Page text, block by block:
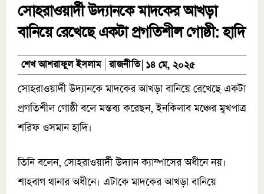
সোহরাওয়ার্দী উদ্যানকে মাদকের আখড়া
বানিয়ে রেখেছে একটা প্রগতিশীল গোষ্ঠী: হাদি
শেখ আশরাফুল ইসলাম রাজনীতি ১৪ মে, ২০২৫
সোহরাওয়ার্দী উদ্যানকে মাদকের আখড়া বানিয়ে রেখেছে একটা
প্রগতিশীল গোষ্ঠী বলে মন্তব্য করেছন, ইনকিলাব মঞ্চের মুখপাত্র
শরিফ ওসমান হাদি।
তিনি বলেন, সোহরাওয়ার্দী উদ্যান ক্যাম্পাসের অধীনে নয়।
শাহবাগ থানার অধীনে। এটাকে মাদকের আখড়া বানিয়ে